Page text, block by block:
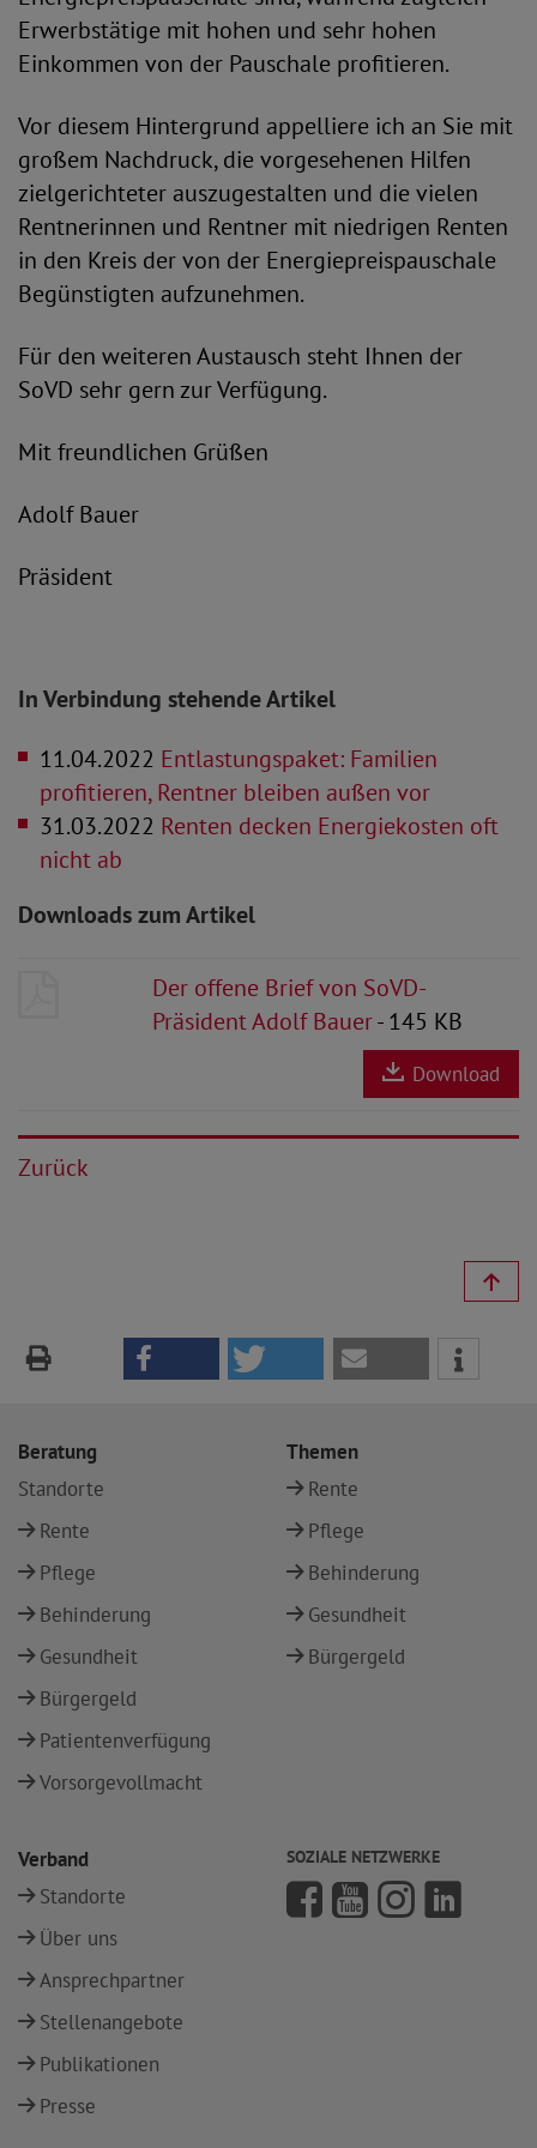
Erwerbstätige mit hohen und sehr hohen
Einkommen von der Pauschale profitieren.
Vor diesem Hintergrund appelliere ich an Sie mit
großem Nachdruck, die vorgesehenen Hilfen
zielgerichteter auszugestalten und die vielen
Rentnerinnen und Rentner mit niedrigen Renten
in den Kreis der von der Energiepreispauschale
Begünstigten aufzunehmen.
Für den weiteren Austausch steht Ihnen der
SoVD sehr gern zur Verfügung.
Mit freundlichen Grüßen
Adolf Bauer
Präsident
In Verbindung stehende Artikel
11.04.2022 Entlastungspaket: Familien
profitieren, Rentner bleiben außen vor
31.03.2022 Renten decken Energiekosten oft
nicht ab
Downloads zum Artikel
Der offene Brief von SoVD-
Präsident Adolf Bauer- 145 KB
Download
Zurück
Beratung
Standorte
Rente
Pflege
Behinderung
Gesundheit
Bürgergeld
Patientenverfügung
Vorsorgevollmacht
Themen
Rente
Pflege
Behinderung
Gesundheit
Bürgergeld
Verband
Standorte
Über uns
Ansprechpartner
Stellenangebote
Publikationen
Presse
SOZIALE NETZWERKE